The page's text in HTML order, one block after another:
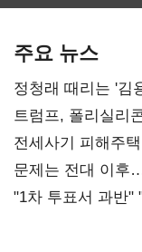
주요 뉴스
정청래 때리는 '김
트럼프, 폴리실리
재건"
전세사기 피해주
4만278명
문제는 전대 이후
불복'
"1차 투표서 과반"